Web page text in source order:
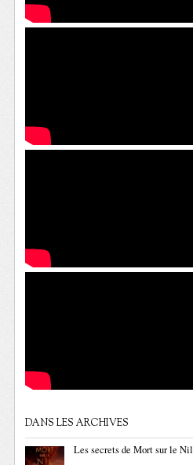
DANS LES ARCHIVES
Les secrets de Mort sur le Nil